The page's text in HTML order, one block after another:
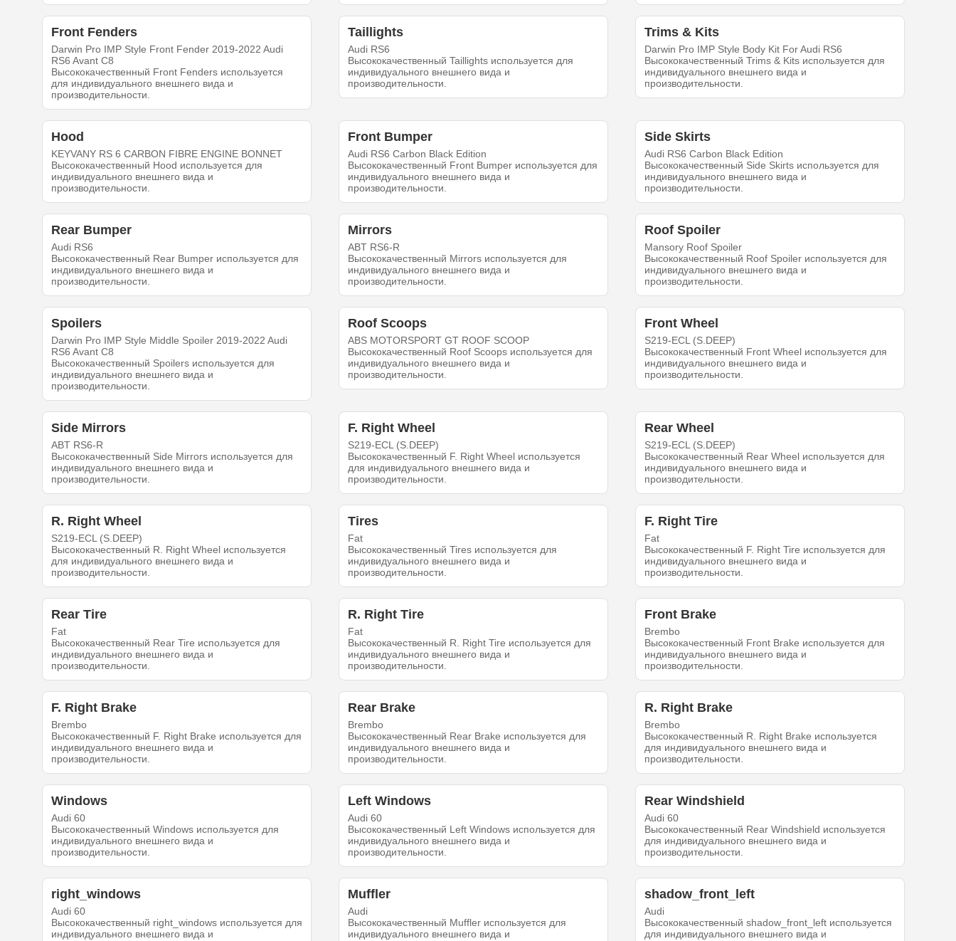
Front Fenders
Darwin Pro IMP Style Front Fender 2019-2022 Audi
RS6 Avant C8
Высококачественный Front Fenders используется
для индивидуального внешнего вида и
производительности.
Taillights
Audi RS6
Высококачественный Taillights используется для
индивидуального внешнего вида и
производительности.
Trims & Kits
Darwin Pro IMP Style Body Kit For Audi RS6
Высококачественный Trims & Kits используется для
индивидуального внешнего вида и
производительности.
Hood
KEYVANY RS 6 CARBON FIBRE ENGINE BONNET
Высококачественный Hood используется для
индивидуального внешнего вида и
производительности.
Front Bumper
Audi RS6 Carbon Black Edition
Высококачественный Front Bumper используется для
индивидуального внешнего вида и
производительности.
Side Skirts
Audi RS6 Carbon Black Edition
Высококачественный Side Skirts используется для
индивидуального внешнего вида и
производительности.
Rear Bumper
Audi RS6
Высококачественный Rear Bumper используется для
индивидуального внешнего вида и
производительности.
Mirrors
ABT RS6-R
Высококачественный Mirrors используется для
индивидуального внешнего вида и
производительности.
Roof Spoiler
Mansory Roof Spoiler
Высококачественный Roof Spoiler используется для
индивидуального внешнего вида и
производительности.
Spoilers
Darwin Pro IMP Style Middle Spoiler 2019-2022 Audi
RS6 Avant C8
Высококачественный Spoilers используется для
индивидуального внешнего вида и
производительности.
Roof Scoops
ABS MOTORSPORT GT ROOF SCOOP
Высококачественный Roof Scoops используется для
индивидуального внешнего вида и
производительности.
Front Wheel
S219-ECL (S.DEEP)
Высококачественный Front Wheel используется для
индивидуального внешнего вида и
производительности.
Side Mirrors
ABT RS6-R
Высококачественный Side Mirrors используется для
индивидуального внешнего вида и
производительности.
F. Right Wheel
S219-ECL (S.DEEP)
Высококачественный F. Right Wheel используется
для индивидуального внешнего вида и
производительности.
Rear Wheel
S219-ECL (S.DEEP)
Высококачественный Rear Wheel используется для
индивидуального внешнего вида и
производительности.
R. Right Wheel
S219-ECL (S.DEEP)
Высококачественный R. Right Wheel используется
для индивидуального внешнего вида и
производительности.
Tires
Fat
Высококачественный Tires используется для
индивидуального внешнего вида и
производительности.
F. Right Tire
Fat
Высококачественный F. Right Tire используется для
индивидуального внешнего вида и
производительности.
Rear Tire
Fat
Высококачественный Rear Tire используется для
индивидуального внешнего вида и
производительности.
R. Right Tire
Fat
Высококачественный R. Right Tire используется для
индивидуального внешнего вида и
производительности.
Front Brake
Brembo
Высококачественный Front Brake используется для
индивидуального внешнего вида и
производительности.
F. Right Brake
Brembo
Высококачественный F. Right Brake используется для
индивидуального внешнего вида и
производительности.
Rear Brake
Brembo
Высококачественный Rear Brake используется для
индивидуального внешнего вида и
производительности.
R. Right Brake
Brembo
Высококачественный R. Right Brake используется
для индивидуального внешнего вида и
производительности.
Windows
Audi 60
Высококачественный Windows используется для
индивидуального внешнего вида и
производительности.
Left Windows
Audi 60
Высококачественный Left Windows используется для
индивидуального внешнего вида и
производительности.
Rear Windshield
Audi 60
Высококачественный Rear Windshield используется
для индивидуального внешнего вида и
производительности.
right_windows
Audi 60
Высококачественный right_windows используется для
индивидуального внешнего вида и
Muffler
Audi
Высококачественный Muffler используется для
индивидуального внешнего вида и
shadow_front_left
Audi
Высококачественный shadow_front_left используется
для индивидуального внешнего вида и